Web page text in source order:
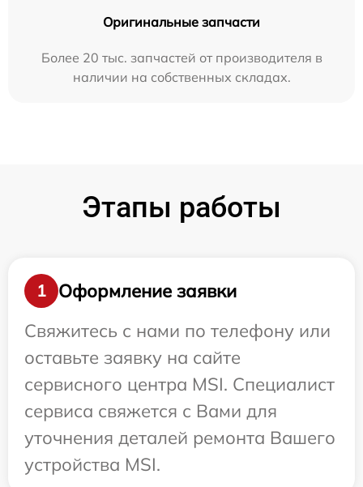
Оригинальные запчасти
Более 20 тыс. запчастей от производителя в
наличии на собственных складах.
Этапы работы
1
Оформление заявки
Свяжитесь с нами по телефону или
оставьте заявку на сайте
сервисного центра MSI. Специалист
сервиса свяжется с Вами для
уточнения деталей ремонта Вашего
устройства MSI.